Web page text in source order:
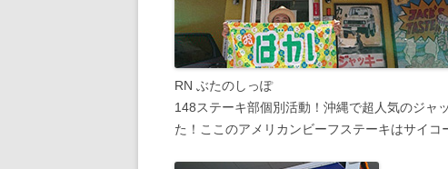
RN ぶたのしっぽ
148ステーキ部個別活動！沖縄で超人気のジャ
た！ここのアメリカンビーフステーキはサイコ